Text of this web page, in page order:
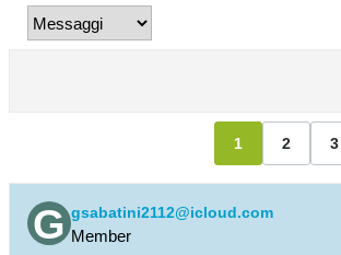
1 2 3
gsabatini2112@icloud.com
Member